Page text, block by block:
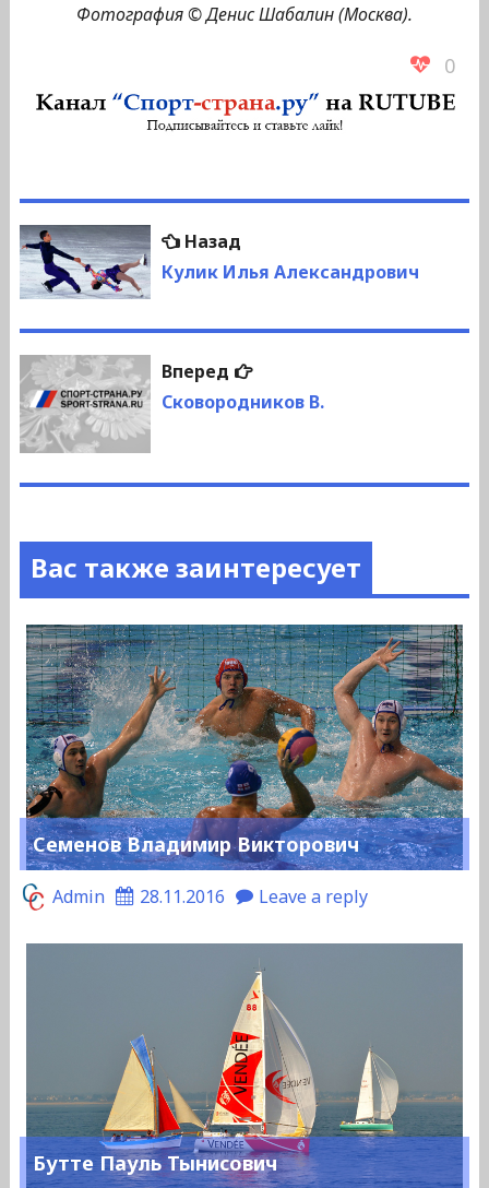
Фотография © Денис Шабалин (Москва).
0
Навигация
по
записям
НазадПредыдущая
запись:
Кулик Илья Александрович
Вперед
Следующая
запись:
Сковородников В.
Вас также заинтересует
Семенов Владимир Викторович
Admin 28.11.2016 Leave a reply
Бутте Пауль Тынисович